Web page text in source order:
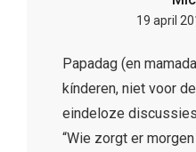
19 april
Papadag (en
kínderen, niet voor
eindeloze
“Wie zorgt er